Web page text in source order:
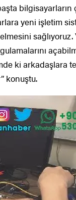
bilgisayarların
yeni işletim
sağlıyoruz.
ki arkadaşlara
konuştu.